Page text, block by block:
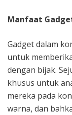
Manfaat
Gadget dalam
untuk
dengan bijak.
khusus untuk
mereka pada
warna, dan